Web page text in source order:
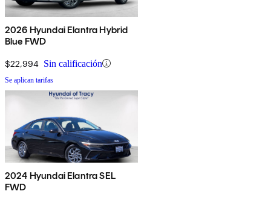
2026 Hyundai Elantra Hybrid
Blue FWD
$22,994 Sin calificación
Se aplican tarifas
2024 Hyundai Elantra SEL
FWD